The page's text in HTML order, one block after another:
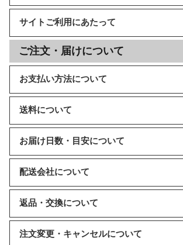
サイトご利用にあたって
ご注文・届けについて
お支払い方法について
送料について
お届け日数・目安について
配送会社について
返品・交換について
注文変更・キャンセルについて